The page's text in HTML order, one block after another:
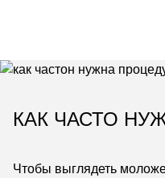
КАК ЧАСТО
Чтобы выглядеть